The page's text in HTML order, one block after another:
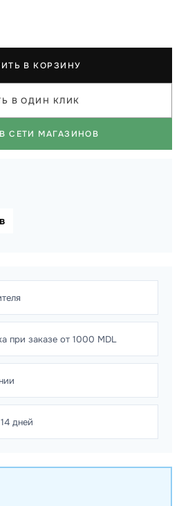
В КОРЗИНУ
В ОДИН КЛИК
СЕТИ МАГАЗИНОВ
при заказе от 1000 MDL
дней